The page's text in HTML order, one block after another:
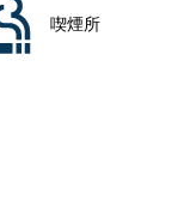
喫煙所